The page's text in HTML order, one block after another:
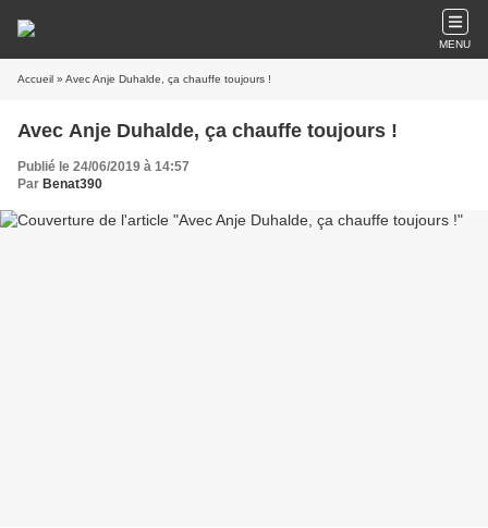
MENU
Accueil » Avec Anje Duhalde, ça chauffe toujours !
Avec Anje Duhalde, ça chauffe toujours !
Publié le 24/06/2019 à 14:57
Par Benat390